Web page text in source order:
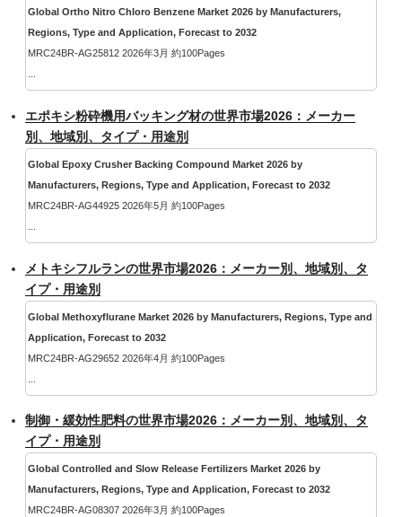
Global Ortho Nitro Chloro Benzene Market 2026 by Manufacturers,
Regions, Type and Application, Forecast to 2032
MRC24BR-AG25812 2026年3月 約100Pages
エポキシ粉砕機用バッキング材の世界市場2026：メーカー
別、地域別、タイプ・用途別
Global Epoxy Crusher Backing Compound Market 2026 by
Manufacturers, Regions, Type and Application, Forecast to 2032
MRC24BR-AG44925 2026年5月 約100Pages
メトキシフルランの世界市場2026：メーカー別、地域別、タ
イプ・用途別
Global Methoxyflurane Market 2026 by Manufacturers, Regions, Type and
Application, Forecast to 2032
MRC24BR-AG29652 2026年4月 約100Pages
制御・緩効性肥料の世界市場2026：メーカー別、地域別、タ
イプ・用途別
Global Controlled and Slow Release Fertilizers Market 2026 by
Manufacturers, Regions, Type and Application, Forecast to 2032
MRC24BR-AG08307 2026年3月 約100Pages